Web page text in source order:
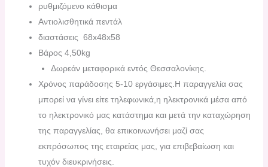
ρυθμιζόμενο κάθισμα
Αντιολισθητικά πεντάλ
διαστάσεις 68x48x58
Βάρος 4,50kg
Δωρεάν μεταφορικά εντός Θεσσαλονίκης.
Χρόνος παράδοσης 5-10 εργάσιμες.H παραγγελία σας
μπορεί να γίνει είτε τηλεφωνικά,η ηλεκτρονικά μέσα από
το ηλεκτρονικό μας κατάστημα και μετά την καταχώρηση
της παραγγελίας, θα επικοινωνήσει μαζί σας
εκπρόσωπος της εταιρείας μας, για επιβεβαίωση και
τυχόν διευκρινήσεις.